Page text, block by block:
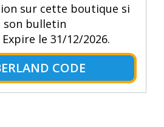
sur cette boutique si
son bulletin
le 31/12/2026.
CODE